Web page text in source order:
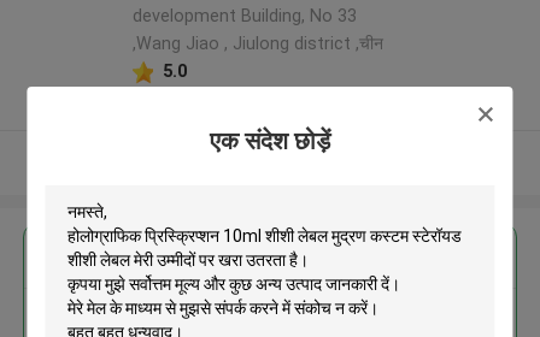
एक संदेश छोड़ें
development Building, No 33
,Wang Jiao , Jiulong district ,चीन
5.0
सबसे उत्तम प्रतिदान प्राप्त करें